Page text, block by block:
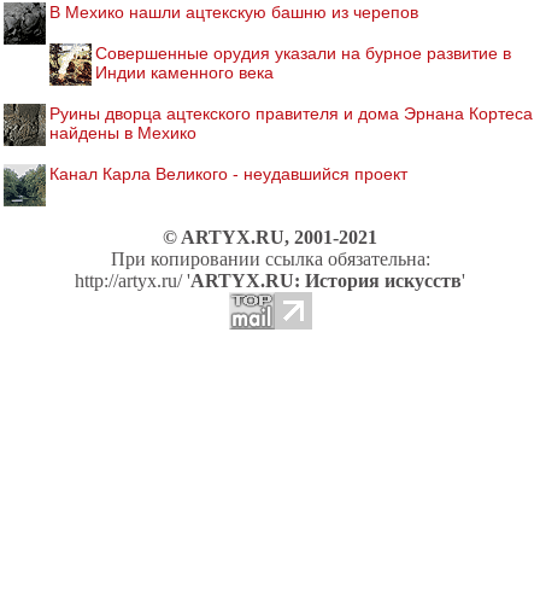
В Мехико нашли ацтекскую башню из черепов
Совершенные орудия указали на бурное развитие в
Индии каменного века
Руины дворца ацтекского правителя и дома Эрнана Кортеса
найдены в Мехико
Канал Карла Великого - неудавшийся проект
© ARTYX.RU, 2001-2021
При копировании ссылка обязательна:
http://artyx.ru/ 'ARTYX.RU: История искусств'